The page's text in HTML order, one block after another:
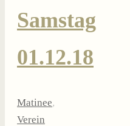
Samstag
01.12.18
Matinee,
Verein